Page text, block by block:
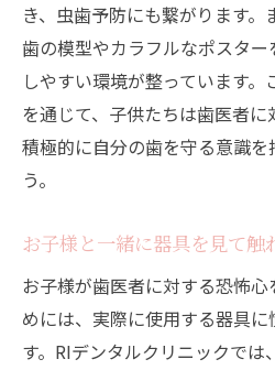
き、虫歯予防にも繋がります
歯の模型やカラフルなポスタ
しやすい環境が整っています
を通じて、子供たちは歯医者に
積極的に自分の歯を守る意識
う。
お子様と一緒に器具を見て触
お子様が歯医者に対する恐怖
めには、実際に使用する器具
す。RIデンタルクリニックでは